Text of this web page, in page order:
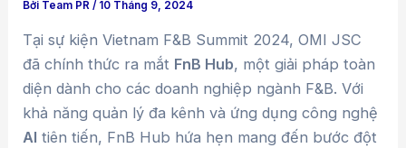
Bởi Team PR/ 10 Tháng 9, 2024
Tại sự kiện Vietnam F&B Summit 2024, OMI JSC
đã chính thức ra mắt FnB Hub, một giải pháp toàn
diện dành cho các doanh nghiệp ngành F&B. Với
khả năng quản lý đa kênh và ứng dụng công nghệ
AI tiên tiến, FnB Hub hứa hẹn mang đến bước đột